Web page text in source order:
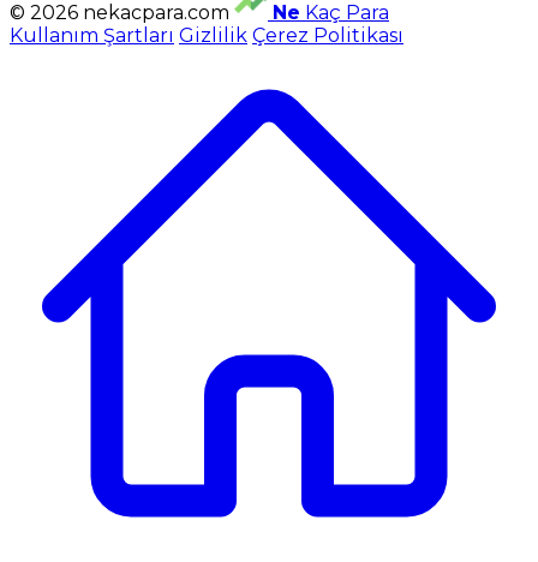
© 2026 nekacpara.com Ne Kaç Para
Kullanım Şartları Gizlilik Çerez Politikası